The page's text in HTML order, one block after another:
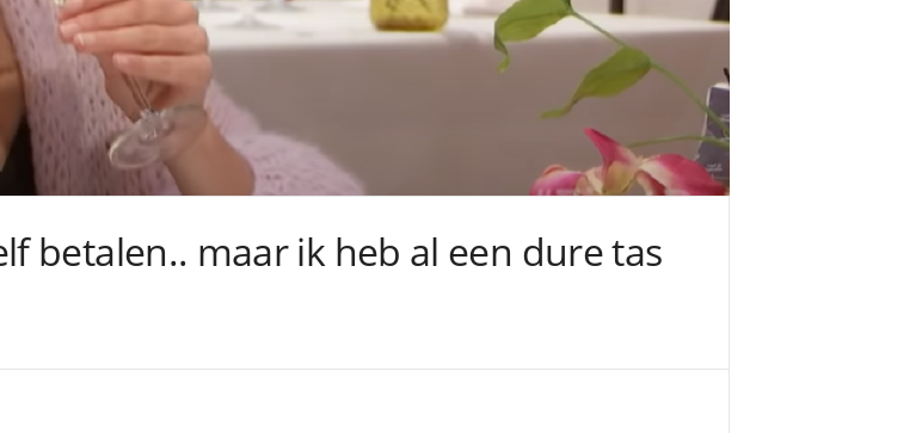
betalen.. maar ik heb al een dure tas